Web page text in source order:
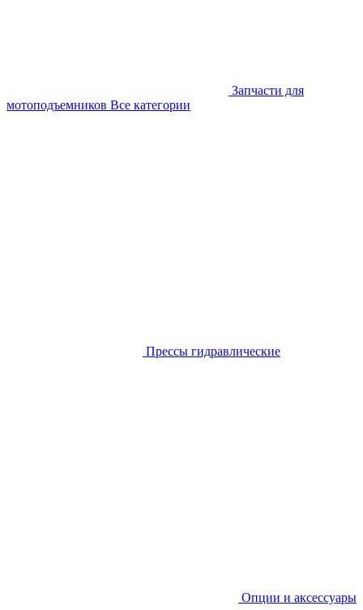
Запчасти для
мотоподъемников Все категории
Прессы гидравлические
Опции и аксессуары